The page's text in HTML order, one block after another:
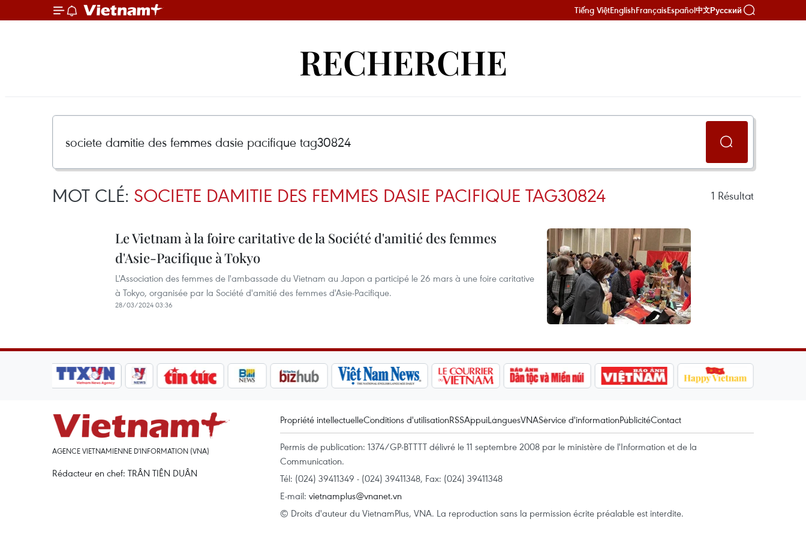
Tiếng ViệtEnglishFrançaisEspañol中文Русский
RECHERCHE
MOT CLÉ: SOCIETE DAMITIE DES FEMMES DASIE PACIFIQUE TAG30824 1 Résultat
Le Vietnam à la foire caritative de la Société d'amitié des femmes
d'Asie-Pacifique à Tokyo
L'Association des femmes de l'ambassade du Vietnam au Japon a participé le 26 mars à une foire caritative
à Tokyo, organisée par la Société d'amitié des femmes d'Asie-Pacifique.
28/03/2024 03:36
AGENCE VIETNAMIENNE D'INFORMATION (VNA)
Rédacteur en chef: TRÂN TIÊN DUÂN
Propriété intellectuelleConditions d'utilisationRSSAppuiLanguesVNAService d'informationPublicitéContact
Permis de publication: 1374/GP-BTTTT délivré le 11 septembre 2008 par le ministère de l'Information et de la
Communication.
Tél: (024) 39411349 - (024) 39411348, Fax: (024) 39411348
E-mail: vietnamplus@vnanet.vn
© Droits d'auteur du VietnamPlus, VNA. La reproduction sans la permission écrite préalable est interdite.